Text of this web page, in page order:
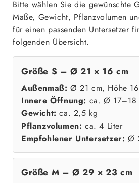
Bitte wählen Sie die gewünschte
Maße, Gewicht, Pflanzvolumen
für einen passenden Untersetzer
folgenden Übersicht.
Größe S – Ø 21 × 16 cm
Außenmaß: Ø 21 cm, Höhe
Innere Öffnung: ca. Ø 17–18
Gewicht: ca. 2,5 kg
Pflanzvolumen: ca. 4 Liter
Empfohlener Untersetzer: Ø
Größe M – Ø 29 × 23 cm